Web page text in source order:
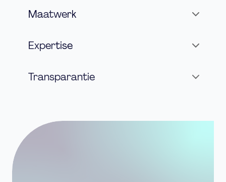
Maatwerk
Expertise
Transparantie